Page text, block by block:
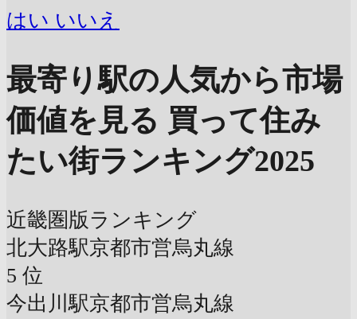
はい いいえ
最寄り駅の人気から市場
価値を見る 買って住み
たい街ランキング2025
近畿圏版ランキング
北大路駅京都市営烏丸線
5 位
今出川駅京都市営烏丸線